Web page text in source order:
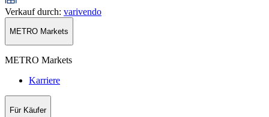
Verkauf durch: varivendo
METRO Markets
METRO Markets
Karriere
Für Käufer